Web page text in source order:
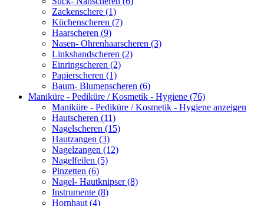
Zackenschere (1)
Küchenscheren (7)
Haarscheren (9)
Nasen- Ohrenhaarscheren (3)
Linkshandscheren (2)
Einringscheren (2)
Papierscheren (1)
Baum- Blumenscheren (6)
Maniküre - Pediküre / Kosmetik - Hygiene (76)
Maniküre - Pediküre / Kosmetik - Hygiene anzeigen
Hautscheren (11)
Nagelscheren (15)
Hautzangen (3)
Nagelzangen (12)
Nagelfeilen (5)
Pinzetten (6)
Nagel- Hautknipser (8)
Instrumente (8)
Hornhaut (4)